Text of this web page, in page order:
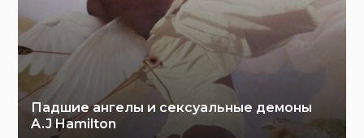
Падшие ангелы и сексуальные демоны
A.J Hamilton